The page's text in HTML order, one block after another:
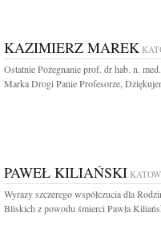
KAZIMIERZ MAREK
Ostatnie Pożegnanie prof. dr hab. n.
Marka Drogi Panie Profesorze,
PAWEŁ KILIAŃSKI
Wyrazy szczerego współczucia dla
Bliskich z powodu śmierci Pawła